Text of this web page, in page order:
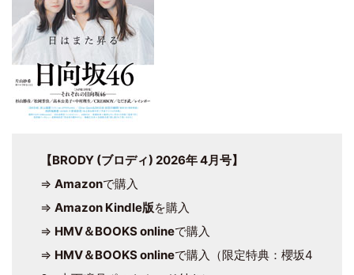
【BRODY (ブロディ) 2026年 4月号】
⇒ Amazonで購入
⇒ Amazon Kindle版を購入
⇒ HMV＆BOOKS onlineで購入
⇒ HMV＆BOOKS onlineで購入（限定特典：櫻坂4